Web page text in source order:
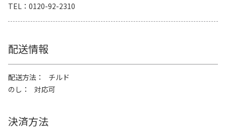
TEL
0120-92-2310
配送情報
配送方法
チルド
のし
対応可
決済方法